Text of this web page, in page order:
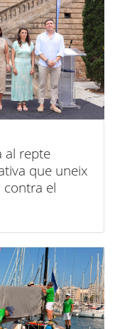
al repte
que uneix
contra el